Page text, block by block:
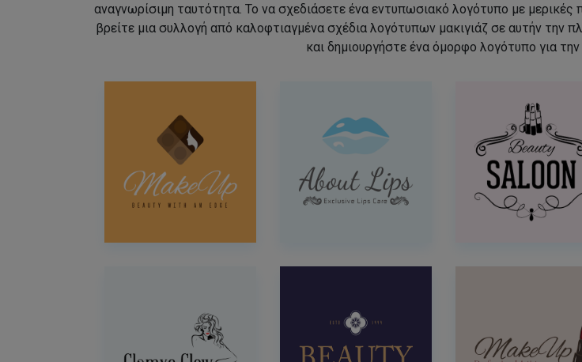
αναγνωρίσιμη ταυτότητα. Το να σχεδιάσετε ένα εντυπωσιακό λογότυπο με μερικές
βρείτε μια συλλογή από καλοφτιαγμένα σχέδια λογότυπων μακιγιάζ σε αυτήν
και δημιουργήστε ένα όμορφο λογότυπο για